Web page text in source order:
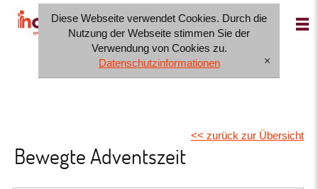
Diese Webseite verwendet Cookies. Durch die
Nutzung der Webseite stimmen Sie der
Verwendung von Cookies zu.
Datenschutzinformationen
[x]
IT FR DE
<< zurück zur Übersicht
Bewegte Adventszeit